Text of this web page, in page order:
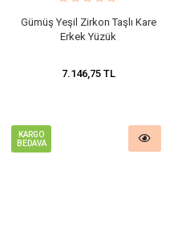
Gümüş Yeşil Zirkon Taşlı Kare
Erkek Yüzük
7.146,75 TL
KARGO
BEDAVA